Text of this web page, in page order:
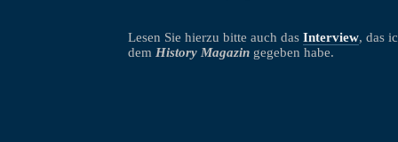
Lesen Sie hierzu bitte auch das Interview, das
dem History Magazin gegeben habe.